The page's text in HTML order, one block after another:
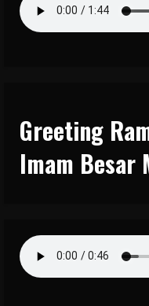
Greeting
Imam Besar